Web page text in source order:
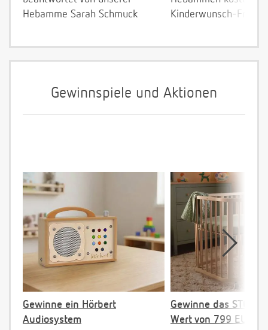
Hebamme Sarah Schmuck
Kinderwunsch-Fragen
Gewinnspiele und Aktionen
Gewinne ein Hörbert
Audiosystem
Gewinne das
Wert von 799 EUR